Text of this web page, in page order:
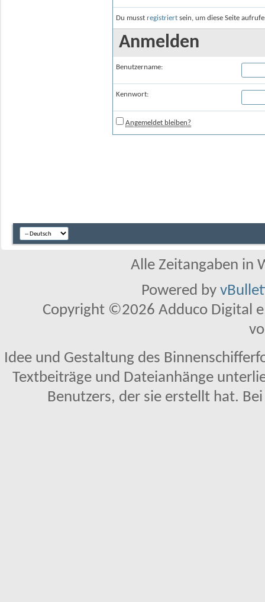
Du musst registriert sein, um diese Seite
Anmelden
Benutzername:
Kennwort:
Angemeldet bleiben?
Alle Zeitangaben in
Powered by
Copyright ©2026 Adduco Digital
Idee und Gestaltung des
Textbeiträge und Dateianhänge
Benutzers, der sie erstellt hat.